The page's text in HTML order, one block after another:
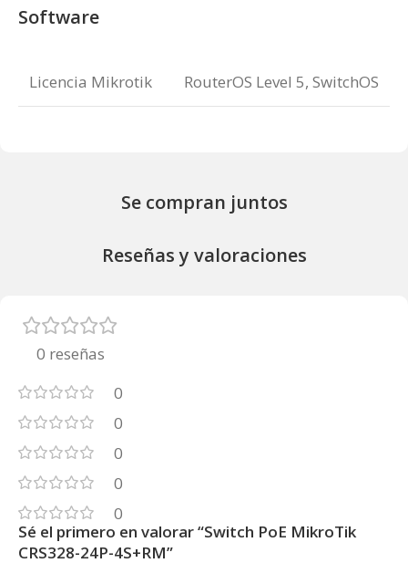
Software
Licencia Mikrotik RouterOS Level 5, SwitchOS
Se compran juntos
Reseñas y valoraciones
0 reseñas
0
0
0
0
0
Sé el primero en valorar “Switch PoE MikroTik
CRS328-24P-4S+RM”